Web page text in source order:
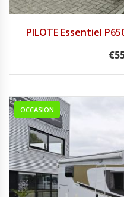
PILOTE Essentiel
€
OCCASION